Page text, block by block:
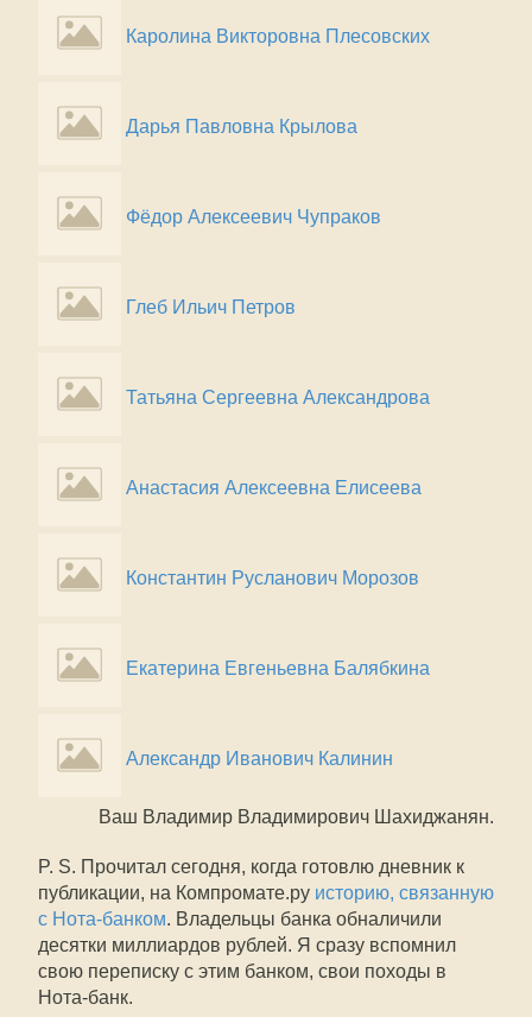
Каролина Викторовна Плесовских
Дарья Павловна Крылова
Фёдор Алексеевич Чупраков
Глеб Ильич Петров
Татьяна Сергеевна Александрова
Анастасия Алексеевна Елисеева
Константин Русланович Морозов
Екатерина Евгеньевна Балябкина
Александр Иванович Калинин
Ваш Владимир Владимирович Шахиджанян.
P. S. Прочитал сегодня, когда готовлю дневник к
публикации, на Компромате.ру историю, связанную
с Нота-банком. Владельцы банка обналичили
десятки миллиардов рублей. Я сразу вспомнил
свою переписку с этим банком, свои походы в
Нота-банк.